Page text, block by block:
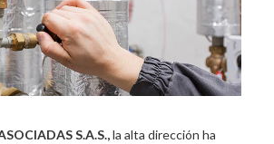
S.A.S.,la alta dirección ha